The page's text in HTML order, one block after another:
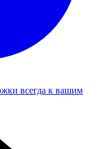
всегда к вашим